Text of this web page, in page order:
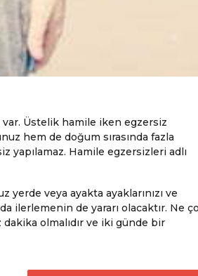
Üstelik hamile iken egzersiz
hem de doğum sırasında fazla
yapılamaz. Hamile egzersizleri adlı
veya ayakta ayaklarınızı ve
ilerlemenin de yararı olacaktır. Ne
olmalıdır ve iki günde bir